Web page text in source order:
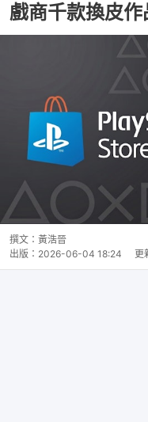
戲商千款換皮
撰文： 黃浩晉
出版： 2026-06-04 18:24 更